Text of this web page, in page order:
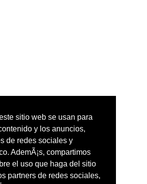
sitio web se usan para
y los anuncios,
de redes sociales y
AdemÃ¡s, compartimos
el uso que haga del sitio
partners de redes sociales,